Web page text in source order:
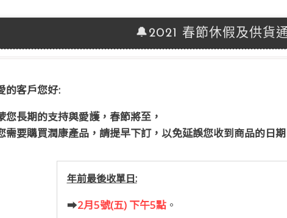
🔔2021 春節休假及供貨
的客戶您好:
您長期的支持與愛護，春節將至，
需要購買潤康產品，請提早下訂，以免延誤您收到商品的日
年前最後收單日:
➡2月5號(五) 下午5點。